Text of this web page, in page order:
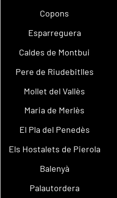
Copons
Esparreguera
Caldes de Montbui
Pere de Riudebitlles
Mollet del Vallès
Maria de Merlès
El Pla del Penedès
Els Hostalets de Pierola
Balenyà
Palautordera